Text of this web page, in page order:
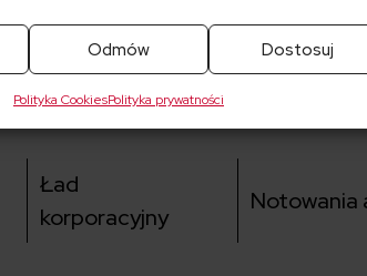
Odmów Dostosuj
Polityka CookiesPolityka prywatności
Ład
korporacyjny
Notowania